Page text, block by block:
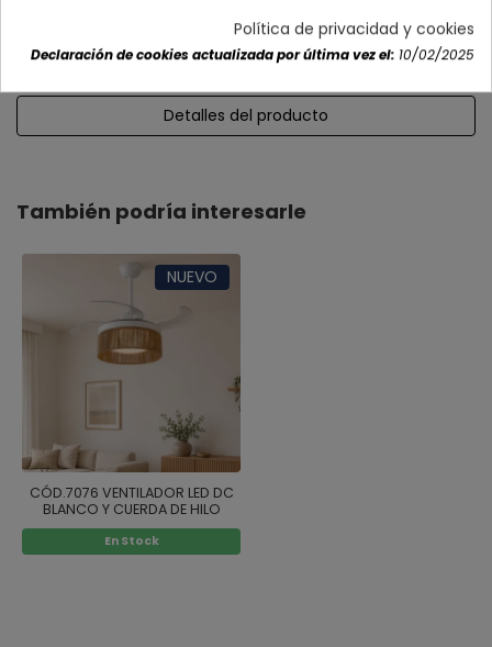
Detalles del producto
También podría interesarle
NUEVO
CÓD.7076 VENTILADOR LED DC
BLANCO Y CUERDA DE HILO
NATURAL 38W Ø91CM
En Stock
Política de privacidad y cookies
Declaración de cookies actualizada por última vez el: 10/02/2025